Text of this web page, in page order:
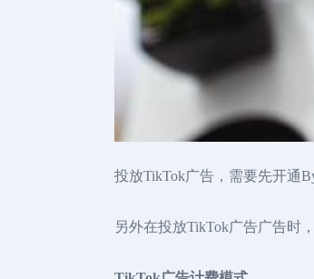
投放TikTok广告，需要先开通
另外在投放TikTok广告广告时